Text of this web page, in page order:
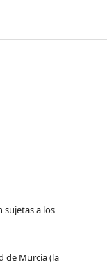
sujetas a los
de Murcia (la